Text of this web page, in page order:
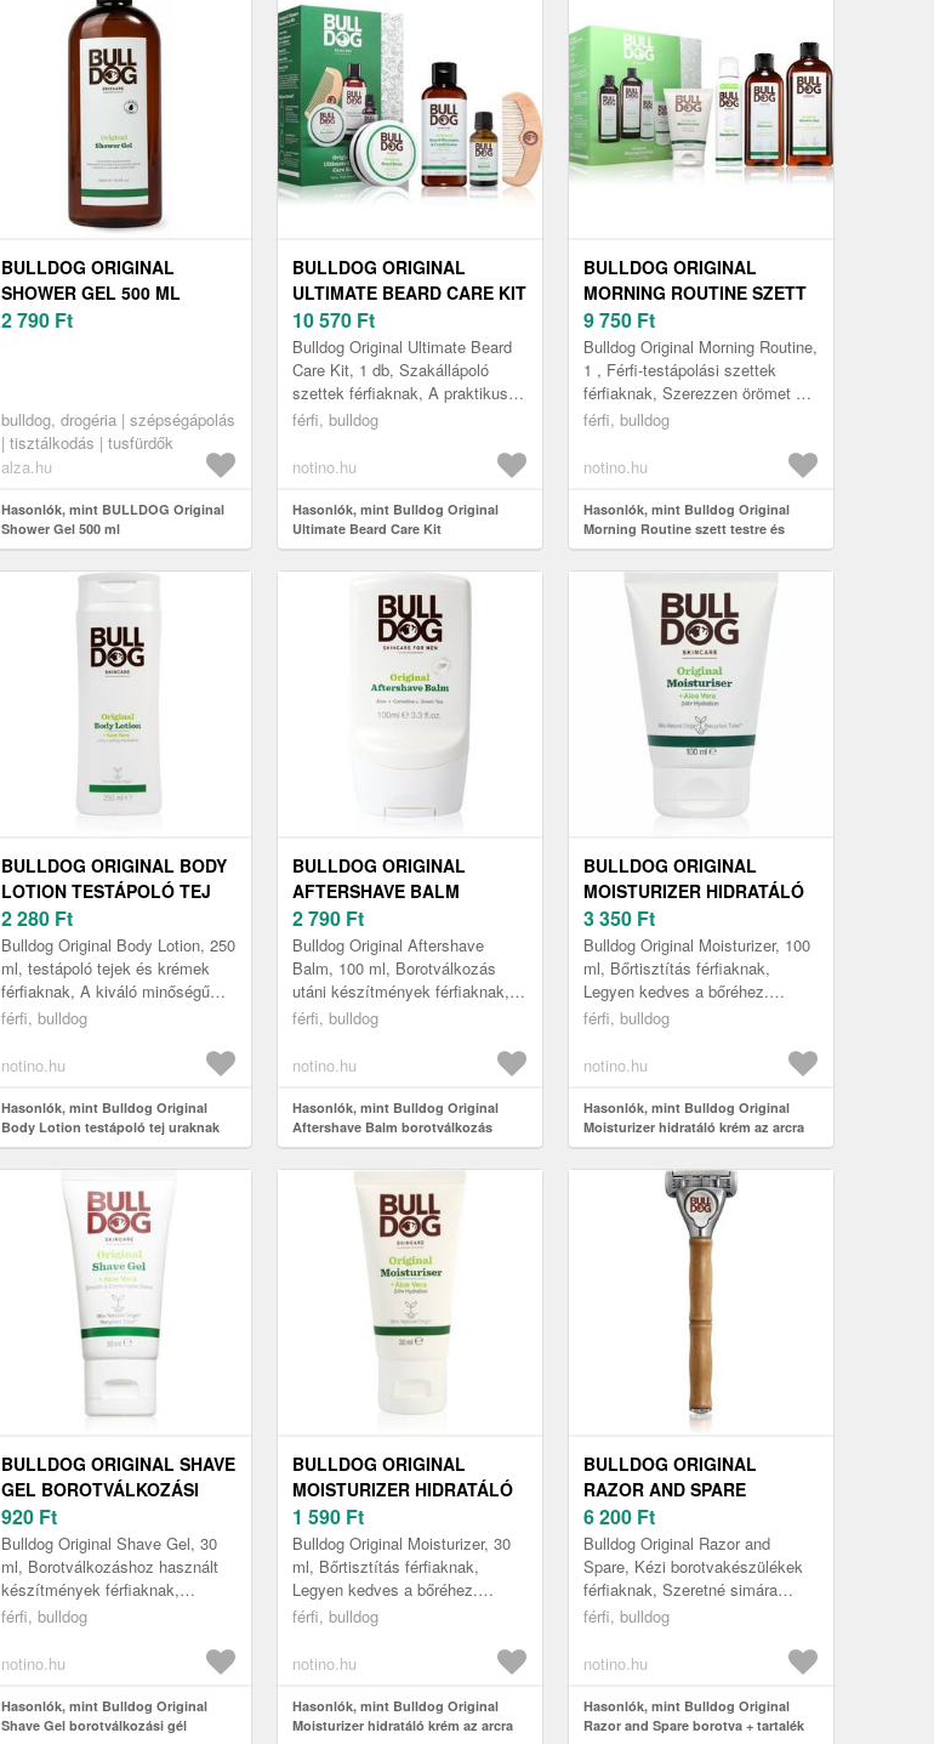
BULLDOG ORIGINAL
SHOWER GEL 500 ML
2 790 Ft
bulldog, drogéria | szépségápolás
| tisztálkodás | tusfürdők
alza.hu
Hasonlók, mint BULLDOG Original
Shower Gel 500 ml
BULLDOG ORIGINAL
ULTIMATE BEARD CARE KIT
BOROTVÁLKOZÁSI
KÉSZLET
10 570 Ft
Bulldog Original Ultimate Beard
Care Kit, 1 db, Szakállápoló
szettek férfiaknak, A praktikus
Bulldog Original Ultimate Beard
férfi, bulldog
notino.hu
Hasonlók, mint Bulldog Original
Ultimate Beard Care Kit
borotválkozási készlet
BULLDOG ORIGINAL
MORNING ROUTINE SZETT
TESTRE ÉS ARCRA
9 750 Ft
Bulldog Original Morning Routine,
1 , Férfi-testápolási szettek
férfiaknak, Szerezzen örömet a
férfiak arcbőrét ápoló
férfi, bulldog
notino.hu
Hasonlók, mint Bulldog Original
Morning Routine szett testre és
arcra
BULLDOG ORIGINAL BODY
LOTION TESTÁPOLÓ TEJ
URAKNAK 250 ML
2 280 Ft
Bulldog Original Body Lotion, 250
ml, testápoló tejek és krémek
férfiaknak, A kiváló minőségű
Bulldog Original Body Lotion
férfi, bulldog
notino.hu
Hasonlók, mint Bulldog Original
Body Lotion testápoló tej uraknak
250 ml
BULLDOG ORIGINAL
AFTERSHAVE BALM
BOROTVÁLKOZÁS UTÁNI
BALZSAM 100 ML
2 790 Ft
Bulldog Original Aftershave
Balm, 100 ml, Borotválkozás
utáni készítmények férfiaknak, A
borotválkozás irritálhatja,
sérüléken...
férfi, bulldog
notino.hu
Hasonlók, mint Bulldog Original
Aftershave Balm borotválkozás
utáni balzsam 100 ml
BULLDOG ORIGINAL
MOISTURIZER HIDRATÁLÓ
KRÉM AZ ARCRA 100 ML
3 350 Ft
Bulldog Original Moisturizer, 100
ml, Bőrtisztítás férfiaknak,
Legyen kedves a bőréhez.
Gondoskodik arcbőre mindennapi
férfi, bulldog
notino.hu
Hasonlók, mint Bulldog Original
Moisturizer hidratáló krém az arcra
100 ml
BULLDOG ORIGINAL SHAVE
GEL BOROTVÁLKOZÁSI
GÉL URAKNAK 30 ML
920 Ft
Bulldog Original Shave Gel, 30
ml, Borotválkozáshoz használt
készítmények férfiaknak,
Tulajdonságok: segíti a könnyű
férfi, bulldog
notino.hu
Hasonlók, mint Bulldog Original
Shave Gel borotválkozási gél
BULLDOG ORIGINAL
MOISTURIZER HIDRATÁLÓ
KRÉM AZ ARCRA 30 ML
1 590 Ft
Bulldog Original Moisturizer, 30
ml, Bőrtisztítás férfiaknak,
Legyen kedves a bőréhez.
Gondoskodik arcbőre mindennapi
férfi, bulldog
notino.hu
Hasonlók, mint Bulldog Original
Moisturizer hidratáló krém az arcra
BULLDOG ORIGINAL
RAZOR AND SPARE
BOROTVA + TARTALÉK
FEJEK 2 DB
6 200 Ft
Bulldog Original Razor and
Spare, Kézi borotvakészülékek
férfiaknak, Szeretné simára
borotválni arcát vagy annak
Bulldog...
férfi, bulldog
notino.hu
Hasonlók, mint Bulldog Original
Razor and Spare borotva + tartalék